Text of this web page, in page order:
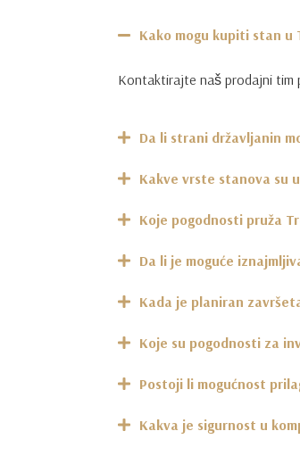
Kako mogu kupiti stan u
Kontaktirajte naš prodajni tim
Da li strani državljanin
Kakve vrste stanova su
Koje pogodnosti pruža
Da li je moguće
Kada je planiran
Koje su pogodnosti za
Postoji li mogućnost
Kakva je sigurnost u